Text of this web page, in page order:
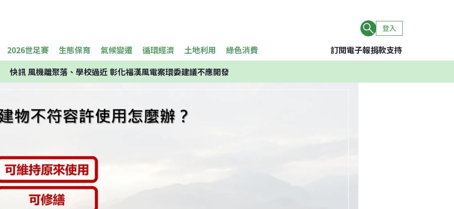
登入
2026世足賽 生態保育 氣候變遷 循環經濟 土地利用 綠色消費 訂閱電子報捐款支持
快訊風機離聚落、學校過近 彰化福漢風電案環委建議不應開發